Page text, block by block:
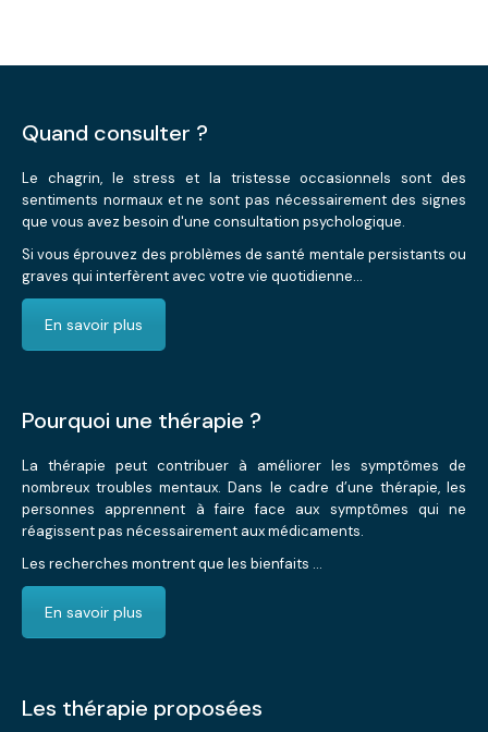
Quand consulter ?
Le chagrin, le stress et la tristesse occasionnels sont des
sentiments normaux et ne sont pas nécessairement des signes
que vous avez besoin d'une consultation psychologique.
Si vous éprouvez des problèmes de santé mentale persistants ou
graves qui interfèrent avec votre vie quotidienne...
En savoir plus
Pourquoi une thérapie ?
La thérapie peut contribuer à améliorer les symptômes de
nombreux troubles mentaux. Dans le cadre d’une thérapie, les
personnes apprennent à faire face aux symptômes qui ne
réagissent pas nécessairement aux médicaments.
Les recherches montrent que les bienfaits …
En savoir plus
Les thérapie proposées